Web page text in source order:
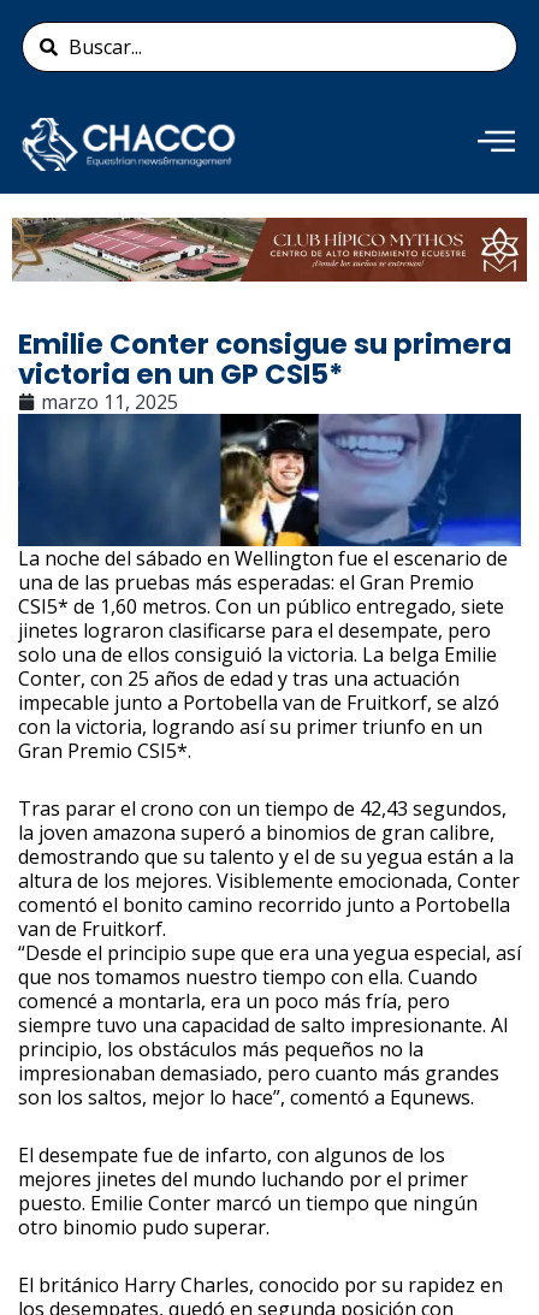
contenido
Search
...
Añade aquí tu texto de
cabecera
Emilie Conter consigue su primera
victoria en un GP CSI5*
marzo 11, 2025
La noche del sábado en Wellington fue el escenario de
una de las pruebas más esperadas: el Gran Premio
CSI5* de 1,60 metros. Con un público entregado, siete
jinetes lograron clasificarse para el desempate, pero
solo una de ellos consiguió la victoria. La belga Emilie
Conter, con 25 años de edad y tras una actuación
impecable junto a Portobella van de Fruitkorf, se alzó
con la victoria, logrando así su primer triunfo en un
Gran Premio CSI5*.
Tras parar el crono con un tiempo de 42,43 segundos,
la joven amazona superó a binomios de gran calibre,
demostrando que su talento y el de su yegua están a la
altura de los mejores. Visiblemente emocionada, Conter
comentó el bonito camino recorrido junto a Portobella
van de Fruitkorf.
“Desde el principio supe que era una yegua especial, así
que nos tomamos nuestro tiempo con ella. Cuando
comencé a montarla, era un poco más fría, pero
siempre tuvo una capacidad de salto impresionante. Al
principio, los obstáculos más pequeños no la
impresionaban demasiado, pero cuanto más grandes
son los saltos, mejor lo hace”, comentó a Equnews.
El desempate fue de infarto, con algunos de los
mejores jinetes del mundo luchando por el primer
puesto. Emilie Conter marcó un tiempo que ningún
otro binomio pudo superar.
El británico Harry Charles, conocido por su rapidez en
los desempates, quedó en segunda posición con